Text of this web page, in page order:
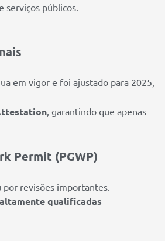
públicos.
em vigor e foi ajustado para 2025,
, garantindo que apenas
Permit (PGWP)
por revisões importantes.
qualificadas